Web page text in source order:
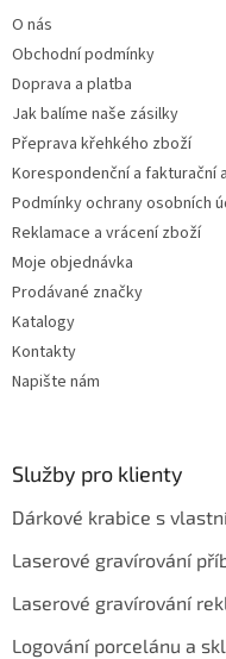
O nás
Obchodní podmínky
Doprava a platba
Jak balíme naše zásilky
Přeprava křehkého zboží
Korespondenční a fakturační
Podmínky ochrany osobních
Reklamace a vrácení zboží
Moje objednávka
Prodávané značky
Katalogy
Kontakty
Napište nám
Služby pro klienty
Dárkové krabice s
Laserové gravírování
Laserové gravírování
Logování porcelánu a